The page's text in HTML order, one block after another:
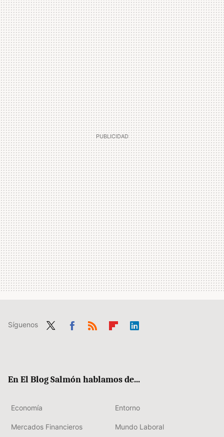
Síguenos
En El Blog Salmón hablamos de...
Economía Entorno
Mercados Financieros Mundo Laboral